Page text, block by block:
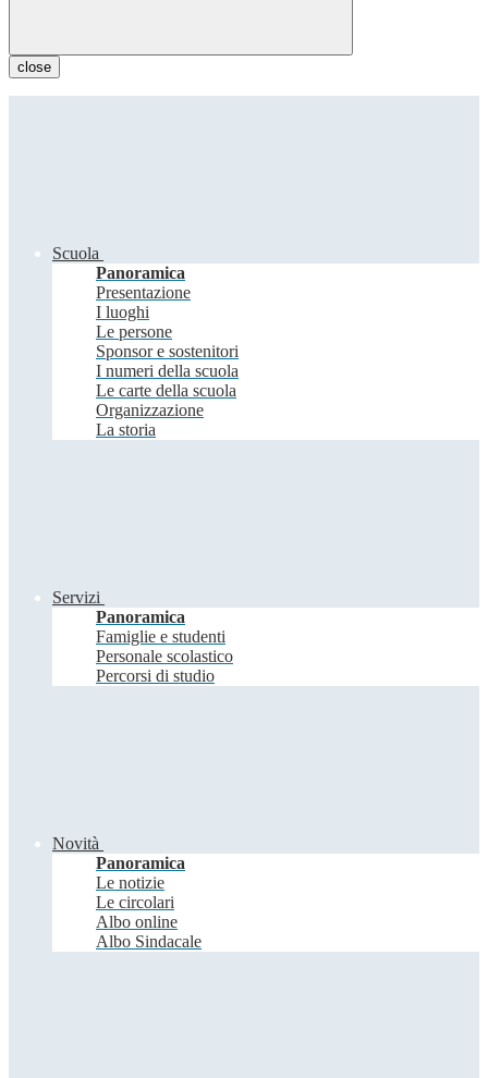
close
Scuola
Panoramica
Presentazione
I luoghi
Le persone
Sponsor e sostenitori
I numeri della scuola
Le carte della scuola
Organizzazione
La storia
Servizi
Panoramica
Famiglie e studenti
Personale scolastico
Percorsi di studio
Novità
Panoramica
Le notizie
Le circolari
Albo online
Albo Sindacale